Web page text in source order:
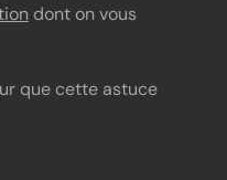
dont on vous
que cette astuce